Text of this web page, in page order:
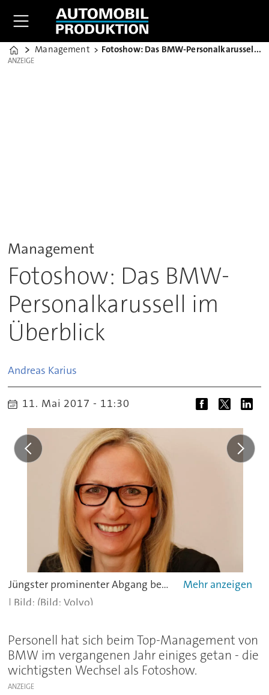
Home
Management Fotoshow: Das BMW-Personalkarussell im Überblick
ANZEIGE
ANZEIGE
Management
Fotoshow: Das BMW-
Personalkarussell im
Überblick
Andreas Karius
11. Mai 2017 - 11:30
Jüngster prominenter Abgang bei BMW: Volvo schnappt sich die Beschaffungschefin der Münchener:Martina Buchhauser wird neue Senior Vice President Procurementbei Volvo.
(Bild: Volvo)
Personell hat sich beim Top-Management von
BMW im vergangenen Jahr einiges getan - die
wichtigsten Wechsel als Fotoshow.
ANZEIGE